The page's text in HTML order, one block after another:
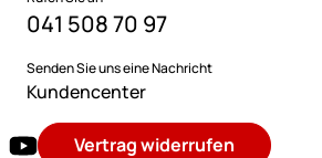
041 508 70 97
Senden Sie uns eine Nachricht
Kundencenter
Vertrag widerrufen